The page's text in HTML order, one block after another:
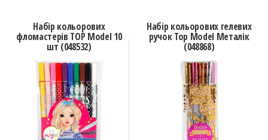
Набір кольорових
фломастерів TOP Model 10
шт (048532)
Набір кольорових гелевих
ручок Top Model Металік
(048868)